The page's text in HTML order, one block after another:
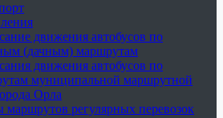
движения автобусов по
(дачным) маршрутам
движения автобусов по
муниципальной маршрутной
Орла
регулярных перевозок